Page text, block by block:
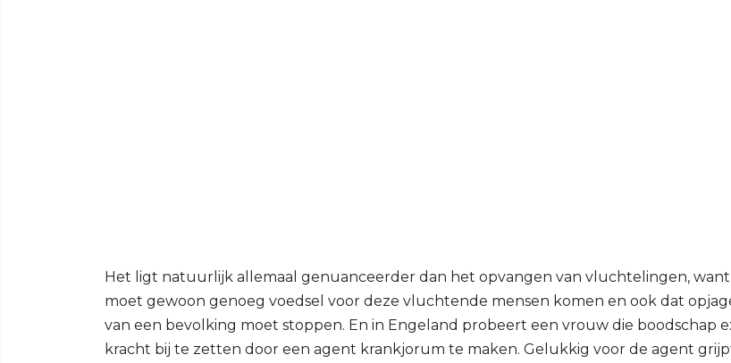
Het ligt natuurlijk allemaal genuanceerder dan het opvangen van vluchtelingen,
moet gewoon genoeg voedsel voor deze vluchtende mensen komen en ook dat
van een bevolking moet stoppen. En in Engeland probeert een vrouw die boodschap
kracht bij te zetten door een agent krankjorum te maken. Gelukkig voor de agent